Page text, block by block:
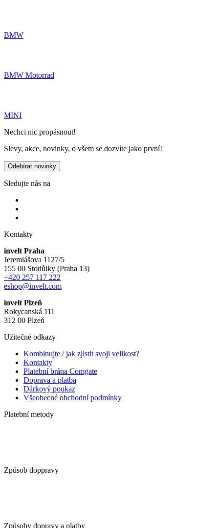
BMW
BMW Motorrad
MINI
Nechci nic propásnout!
Slevy, akce, novinky, o všem se dozvíte jako první!
Odebírat novinky
Sledujte nás na
Kontakty
invelt Praha
Jeremiášova 1127/5
155 00 Stodůlky (Praha 13)
+420 257 117 222
eshop@invelt.com
invelt Plzeň
Rokycanská 111
312 00 Plzeň
Užitečné odkazy
Kombinujte / jak zjistit svoji velikost?
Kontakty
Platební brána Comgate
Doprava a platba
Dárkový poukaz
Všeobecné obchodní podmínky
Platební metody
Způsob doppravy
Způsoby dopravy a platby